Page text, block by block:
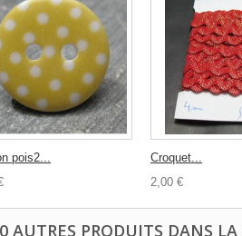
pois2...
Croquet...
2,00 €
AUTRES PRODUITS DANS